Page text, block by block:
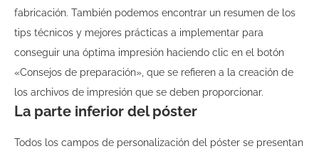
fabricación. También podemos encontrar un resumen de los
tips técnicos y mejores prácticas a implementar para
conseguir una óptima impresión haciendo clic en el botón
«Consejos de preparación», que se refieren a la creación de
los archivos de impresión que se deben proporcionar.
La parte inferior del póster
Todos los campos de personalización del póster se presentan